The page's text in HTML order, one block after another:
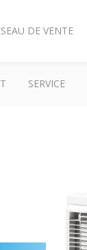
DE VENTE
SERVICE